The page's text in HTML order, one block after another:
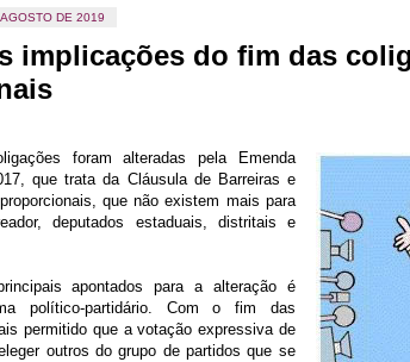
DE 2019
implicações do fim das
foram alteradas pela Emenda
que trata da Cláusula de Barreiras e
que não existem mais para
deputados estaduais, distritais e
apontados para a alteração é
político-partidário. Com o fim das
permitido que a votação expressiva de
outros do grupo de partidos que se